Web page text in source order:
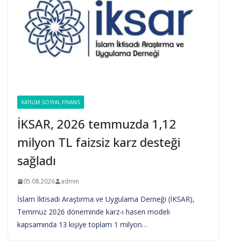
KATILIM SOSYAL FINANS
İKSAR, 2026 temmuzda 1,12
milyon TL faizsiz karz desteği
sağladı
05.08.2026 admin
İslam İktisadı Araştırma ve Uygulama Derneği (İKSAR),
Temmuz 2026 döneminde karz-ı hasen modeli
kapsamında 13 kişiye toplam 1 milyon…